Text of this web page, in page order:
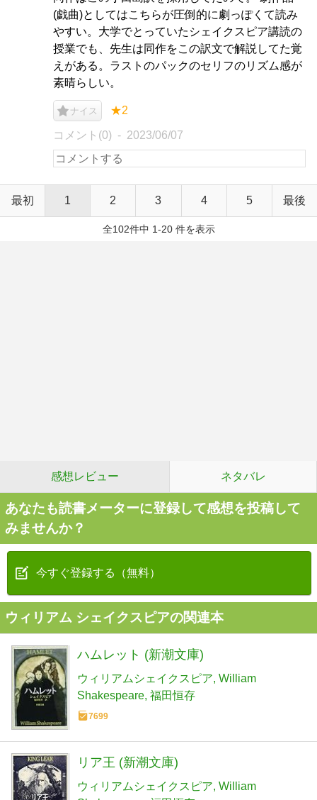
(戯曲)としてはこちらが圧倒的に劇っぽくて読み
やすい。大学でとっていたシェイクスピア講読の
授業でも、先生は同作をこの訳文で解説してた覚
えがある。ラストのパックのセリフのリズム感が
素晴らしい。
ナイス ★2
コメント(0) 2023/06/07
最初 1 2 3 4 5 最後
全102件中 1-20 件を表示
感想レビュー ネタバレ
あなたも読書メーターに登録して感想を投稿して
みませんか？
今すぐ登録する（無料）
ウィリアム シェイクスピアの関連本
ハムレット (新潮文庫)
ウィリアムシェイクスピア William
Shakespeare 福田恒存
7699
リア王 (新潮文庫)
ウィリアムシェイクスピア William